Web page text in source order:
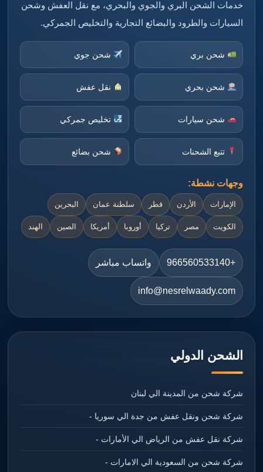
خدمات الشحن البري والجوي والبحري، مع نقل العفش وشحن
السيارات والطرود والبضائع التجارية والتخليص الجمركي.
شحن بري شحن جوي
شحن بحري نقل عفش
شحن سيارات تخليص جمركي
تتبع الشحنات شحن بضائع
وجهات نشطة:
الإمارات الأردن قطر سلطنة عمان البحرين
الكويت مصر تركيا أوروبا أمريكا الصين الهند
+966560533140 واتساب مباشر
info@nesrelwaady.com
الشحن الدولي
شركة شحن من المدينة الي لبنان
شركة شحن ونقل عفش من جدة الي سوريا -
شركة نقل عفش من الرياض الي الأمارات -
شركة شحن من السعودية الي الامارات -